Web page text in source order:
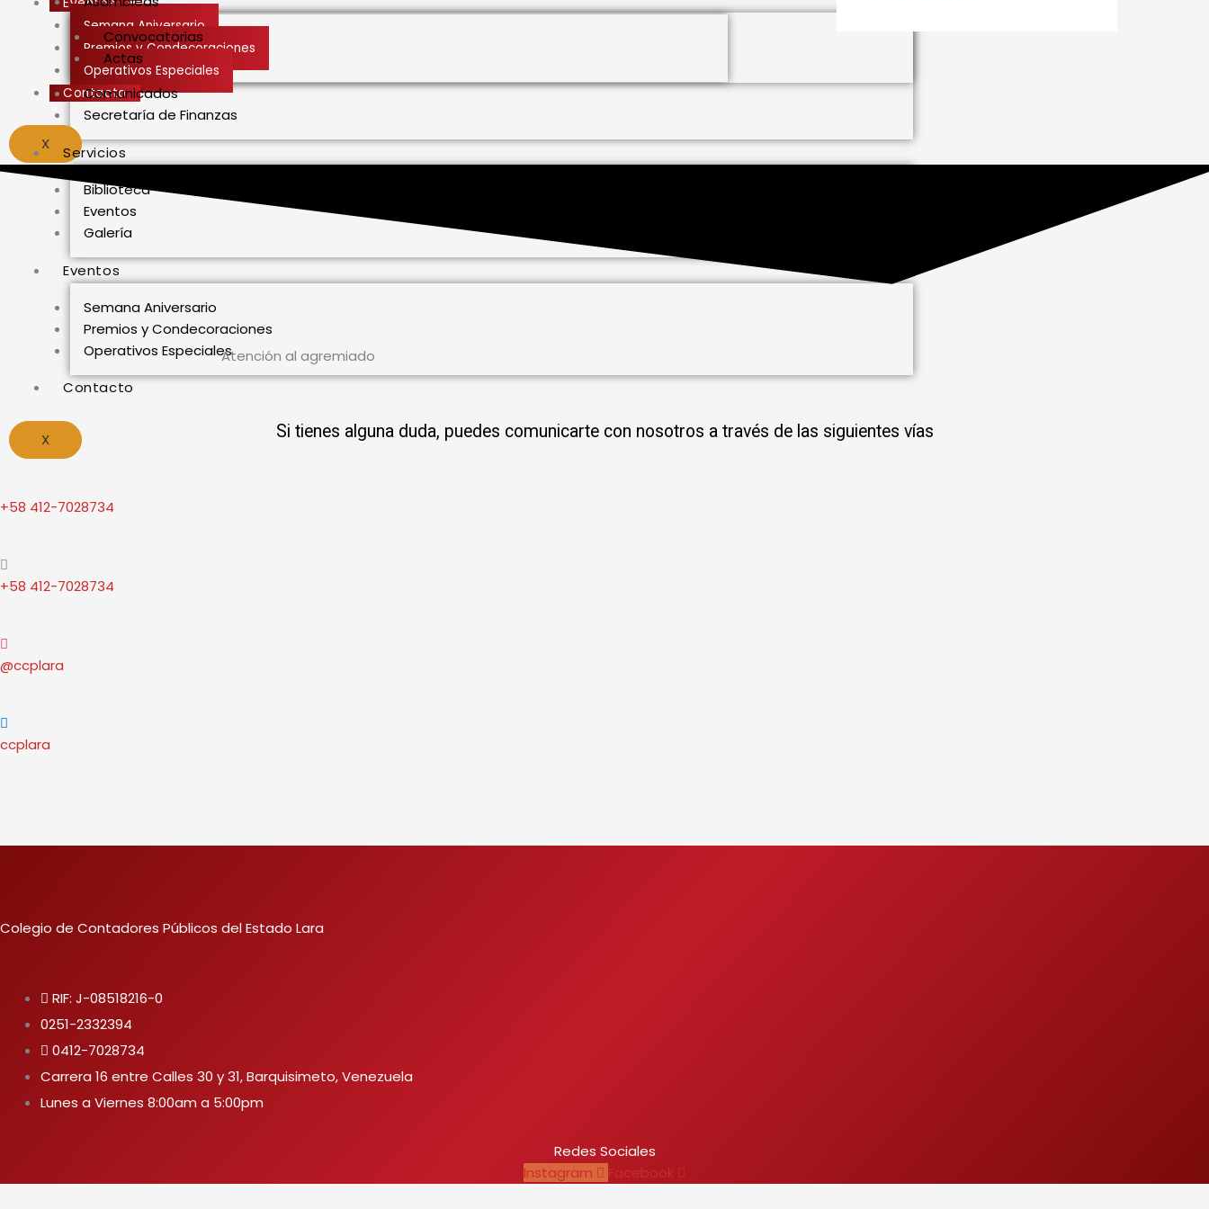
Semana Aniversario
Premios y Condecoraciones
Operativos Especiales
Contacto
X
Convocatorias
Actas
Comunicados
Secretaría de Finanzas
Servicios
Biblioteca
Eventos
Galería
Eventos
Semana Aniversario
Premios y Condecoraciones
Operativos Especiales
Contacto
X
Atención al agremiado​
Si tienes alguna duda, puedes comunicarte con nosotros a través de las siguientes vías
+58 412-7028734
+58 412-7028734
@ccplara
ccplara
Colegio de Contadores Públicos del Estado Lara
RIF: J-08518216-0
0251-2332394
0412-7028734
Carrera 16 entre Calles 30 y 31, Barquisimeto, Venezuela
Lunes a Viernes 8:00am a 5:00pm
Redes Sociales
Instagram
Facebook